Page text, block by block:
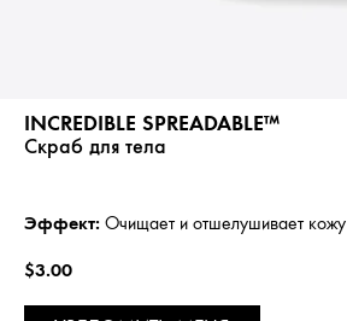
INCREDIBLE SPREADABLE™
Скраб для тела
Эффект: Очищает и отшелушивает кожу
$3.00